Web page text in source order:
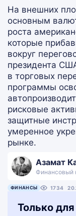
На внешних
основным
роста
которые
вокруг
президента
в торговых
программы
рисковые
защитные
умеренное
рынке.
Азамат
Финансовый
ФИНАНСЫ 1734
Только